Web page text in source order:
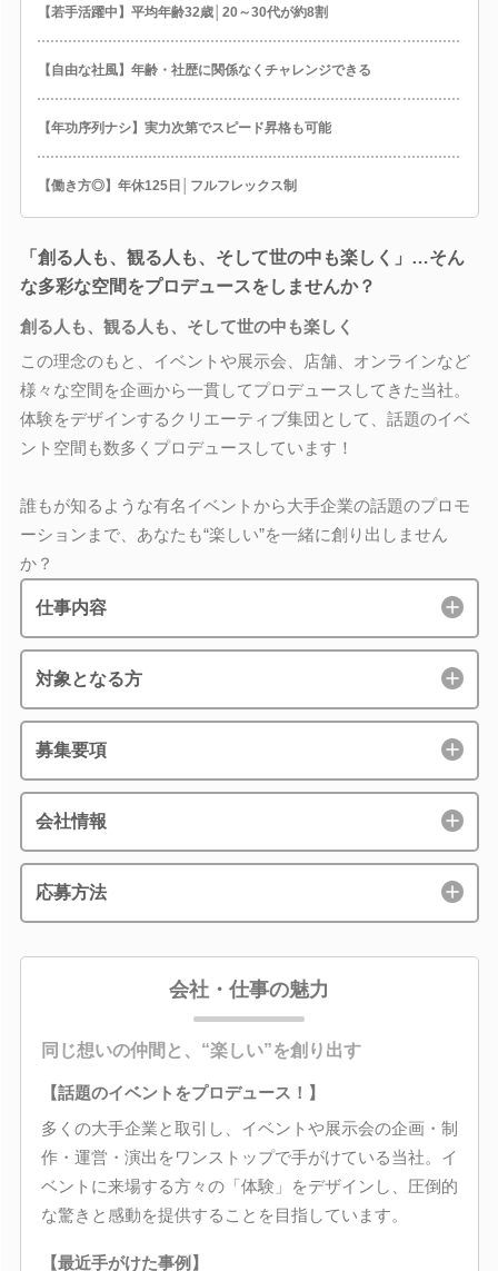
【若手活躍中】平均年齢32歳│20～30代が約8割
【自由な社風】年齢・社歴に関係なくチャレンジできる
【年功序列ナシ】実力次第でスピード昇格も可能
【働き方◎】年休125日│フルフレックス制
「創る人も、観る人も、そして世の中も楽しく」…そん
な多彩な空間をプロデュースをしませんか？
創る人も、観る人も、そして世の中も楽しく
この理念のもと、イベントや展示会、店舗、オンラインなど
様々な空間を企画から一貫してプロデュースしてきた当社。
体験をデザインするクリエーティブ集団として、話題のイベ
ント空間も数多くプロデュースしています！
誰もが知るような有名イベントから大手企業の話題のプロモ
ーションまで、あなたも“楽しい”を一緒に創り出しません
か？
仕事内容
対象となる方
募集要項
会社情報
応募方法
会社・仕事の魅力
同じ想いの仲間と、“楽しい”を創り出す
【話題のイベントをプロデュース！】
多くの大手企業と取引し、イベントや展示会の企画・制
作・運営・演出をワンストップで手がけている当社。イ
ベントに来場する方々の「体験」をデザインし、圧倒的
な驚きと感動を提供することを目指しています。
【最近手がけた事例】